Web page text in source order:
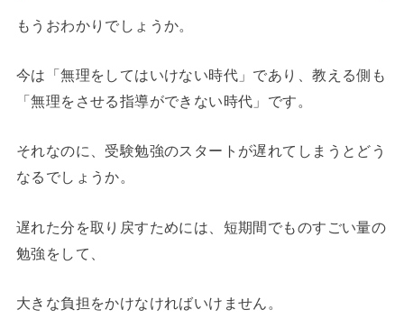
もうおわかりでしょうか。
今は「無理をしてはいけない時代」であり、教える側も
「無理をさせる指導ができない時代」です。
それなのに、受験勉強のスタートが遅れてしまうとどう
なるでしょうか。
遅れた分を取り戻すためには、短期間でものすごい量の
勉強をして、
大きな負担をかけなければいけません。